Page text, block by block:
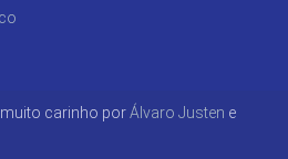
muito carinho porÁlvaro Justen e